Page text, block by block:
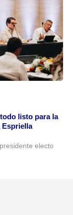
listo para la
Espriella
electo